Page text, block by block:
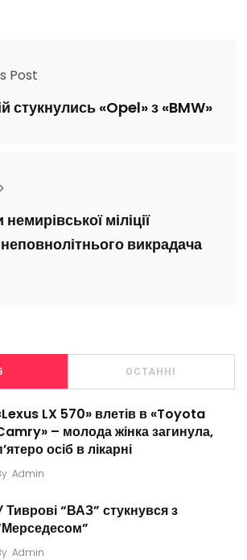
Post
стукнулись «Opel» з «BMW»
міліції
викрадача
ОСТАННІ
LX 570» влетів в «Toyota
– молода жінка загинула,
осіб в лікарні
Admin
Тиврові “ВАЗ” стукнувся з
Admin